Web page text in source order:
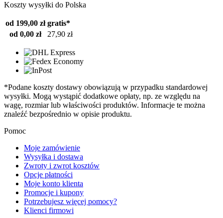
Koszty wysyłki do Polska
od 199,00 zł gratis*
od 0,00 zł
27,90 zł
*Podane koszty dostawy obowiązują w przypadku standardowej
wysyłki. Mogą wystąpić dodatkowe opłaty, np. ze względu na
wagę, rozmiar lub właściwości produktów. Informacje te można
znaleźć bezpośrednio w opisie produktu.
Pomoc
Moje zamówienie
Wysyłka i dostawa
Zwroty i zwrot kosztów
Opcje płatności
Moje konto klienta
Promocje i kupony
Potrzebujesz więcej pomocy?
Klienci firmowi